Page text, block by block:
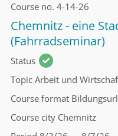
Course no. 4-14-26
Chemnitz - eine
(Fahrradseminar)
Status
Topic Arbeit und
Course format
Course city Chemnitz